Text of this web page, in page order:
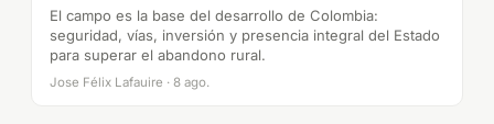
El campo es la base del desarrollo de Colombia:
seguridad, vías, inversión y presencia integral del Estado
para superar el abandono rural.
Jose Félix Lafauire · 8 ago.